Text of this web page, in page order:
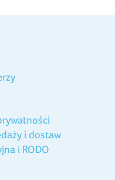
i dostaw
i RODO